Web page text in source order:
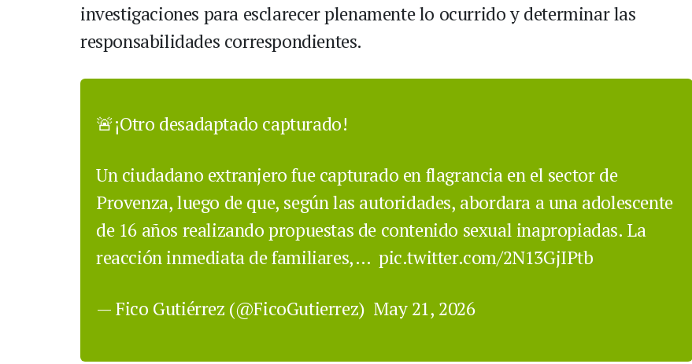
investigaciones para esclarecer plenamente lo ocurrido y determinar las
responsabilidades correspondientes.
🚨¡Otro desadaptado capturado!
Un ciudadano extranjero fue capturado en flagrancia en el sector de
Provenza, luego de que, según las autoridades, abordara a una adolescente
de 16 años realizando propuestas de contenido sexual inapropiadas. La
reacción inmediata de familiares,… pic.twitter.com/2N13GjIPtb
— Fico Gutiérrez (@FicoGutierrez) May 21, 2026